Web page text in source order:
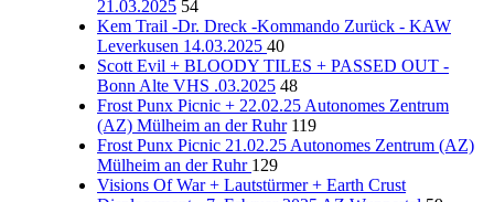
21.03.2025 54
Kem Trail -Dr. Dreck -Kommando Zurück - KAW
Leverkusen 14.03.2025 40
Scott Evil + BLOODY TILES + PASSED OUT -
Bonn Alte VHS .03.2025 48
Frost Punx Picnic + 22.02.25 Autonomes Zentrum
(AZ) Mülheim an der Ruhr 119
Frost Punx Picnic 21.02.25 Autonomes Zentrum (AZ)
Mülheim an der Ruhr 129
Visions Of War + Lautstürmer + Earth Crust